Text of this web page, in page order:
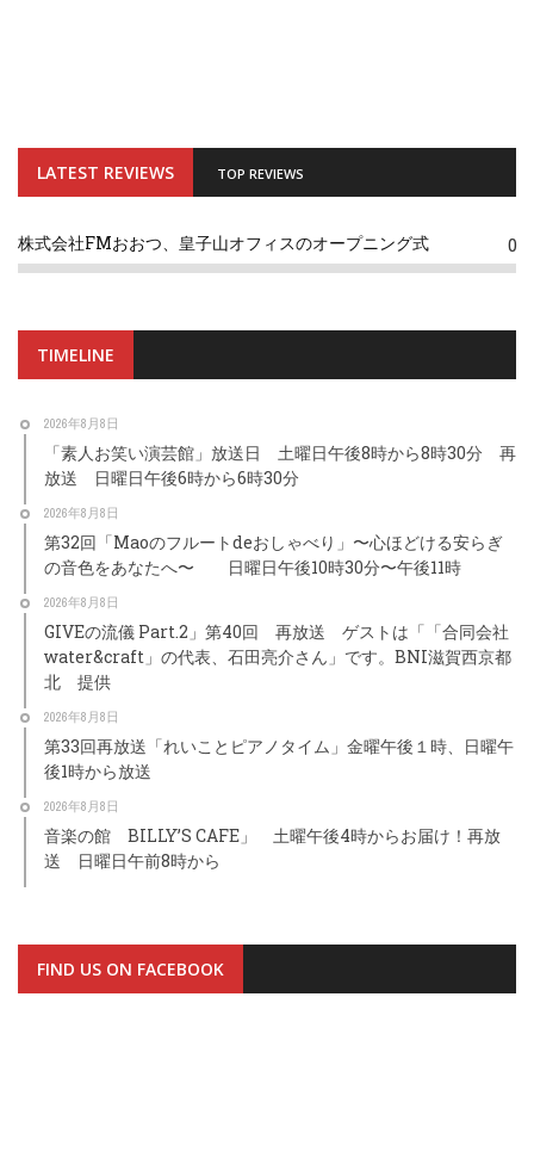
LATEST REVIEWS TOP REVIEWS
株式会社FMおおつ、皇子山オフィスのオープニング式 0
TIMELINE
2026年8月8日
「素人お笑い演芸館」放送日 土曜日午後8時から8時30分 再
放送 日曜日午後6時から6時30分
2026年8月8日
第32回「Maoのフルートdeおしゃべり」〜心ほどける安らぎ
の音色をあなたへ〜 日曜日午後10時30分〜午後11時
2026年8月8日
GIVEの流儀 Part.2」第40回 再放送 ゲストは「「合同会社
water&craft」の代表、石田亮介さん」です。BNI滋賀西京都
北 提供
2026年8月8日
第33回再放送「れいことピアノタイム」金曜午後１時、日曜午
後1時から放送
2026年8月8日
音楽の館 BILLY’S CAFE」 土曜午後4時からお届け！再放
送 日曜日午前8時から
FIND US ON FACEBOOK